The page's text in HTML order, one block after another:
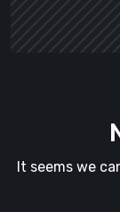
It seems we